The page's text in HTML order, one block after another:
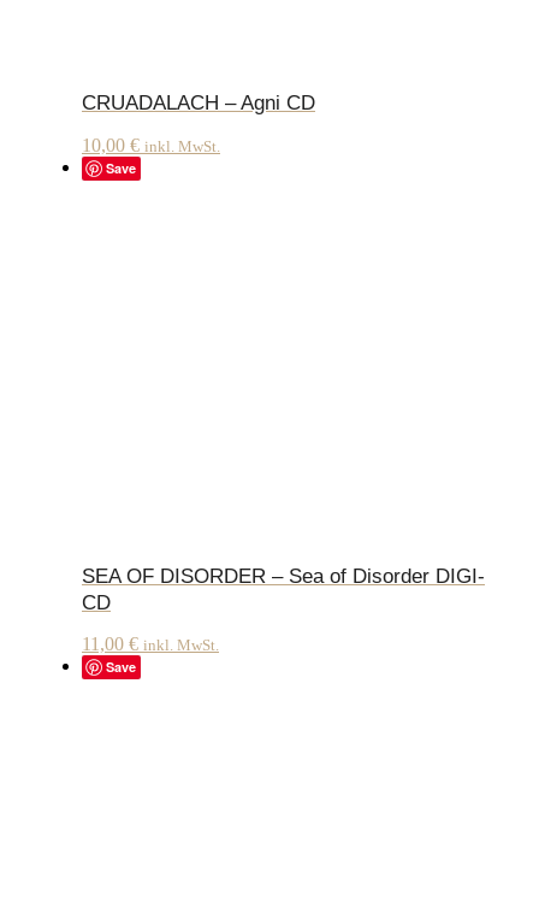
CRUADALACH – Agni CD
10,00 € inkl. MwSt.
Save
SEA OF DISORDER – Sea of Disorder DIGI-
CD
11,00 € inkl. MwSt.
Save